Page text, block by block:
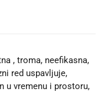
, troma, neefikasna,
red uspavljuje,
u vremenu i prostoru,